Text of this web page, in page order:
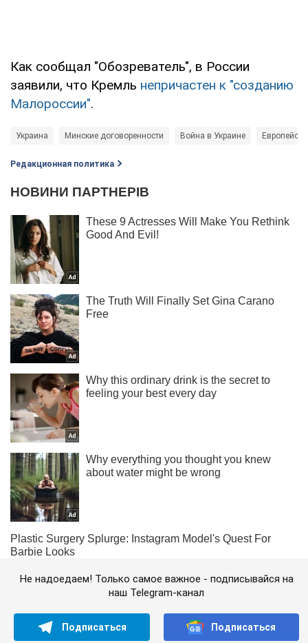
Как сообщал "Обозреватель", в России
заявили, что Кремль непричастен к "созданию
Малороссии".
Украина Минские договоренности Война в Украине
Редакционная политика
Не надоедаем! Только самое важное - подписывайся на
наш Telegram-канал
Подписаться Подписаться